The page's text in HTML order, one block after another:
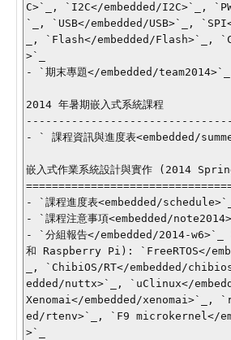
C>`_, `I2C</embedded/I2C>`_,
`_, `USB</embedded/USB>`_,
_, `Flash</embedded/Flash>`_,
>`_
- `期末專題</embedded/team2014>`_
2014 年暑期嵌入式系統課程
- ` 課程資訊與進度表<embedded/
嵌入式作業系統設計與實作 (2014
- `課程進度表<embedded/schedule>`_
- `課程注意事項<embedded/
- `分組報告</embedded/2014-w6>`_
和 Raspberry Pi): `FreeRTOS</
_, `ChibiOS/RT</embedded/
edded/nuttx>`_, `uClinux</
Xenomai</embedded/xenomai>`_,
ed/rtenv>`_, `F9 microkernel</
>`_